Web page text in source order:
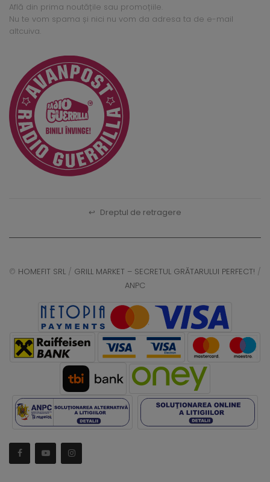
Află din prima noutățile sau promoțiile.
Nu te vom spama și nici nu vom da adresa ta de e-mail
altcuiva.
↩ Dreptul de retragere
© HOMEFIT SRL / GRILL MARKET – SECRETUL GRĂTARULUI PERFECT! /
ANPC